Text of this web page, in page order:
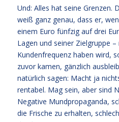
Und: Alles hat seine Grenzen.
weiß ganz genau, dass er,
einem Euro fünfzig auf drei
Lagen und seiner Zielgruppe
Kundenfrequenz haben wird,
zuvor kamen, gänzlich
natürlich sagen: Macht ja
rentabel. Mag sein, aber sind
Negative Mundpropaganda,
die Frische zu erhalten,